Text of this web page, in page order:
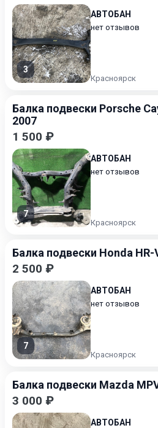
3
АВТОБАН
нет отзывов
Красноярск
Балка подвески Porsche
2007
1 500 ₽
7
АВТОБАН
нет отзывов
Красноярск
Балка подвески Honda HR-
2 500 ₽
7
АВТОБАН
нет отзывов
Красноярск
Балка подвески Mazda
3 000 ₽
АВТОБАН